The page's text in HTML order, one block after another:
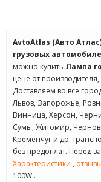
AvtoAtlas (Авто
грузовых
можно купить Лампа
цене от
Доставляем во все
Львов, Запорожье,
Винница, Херсон,
Сумы, Житомир,
Кременчуг и др.
без предоплат. Перед
Характеристики , отзывы
100W..